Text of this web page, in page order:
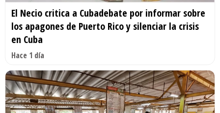
El Necio critica a Cubadebate por informar sobre
los apagones de Puerto Rico y silenciar la crisis
en Cuba
Hace 1 día